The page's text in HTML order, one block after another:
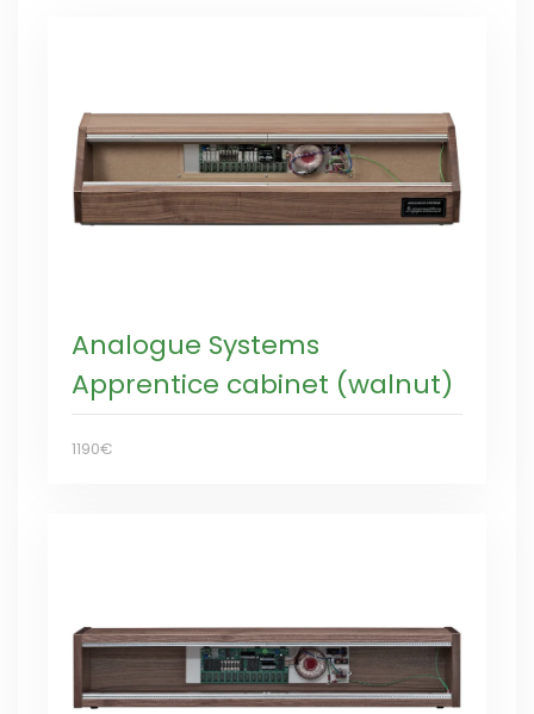
Analogue Systems
Apprentice cabinet (walnut)
1190€